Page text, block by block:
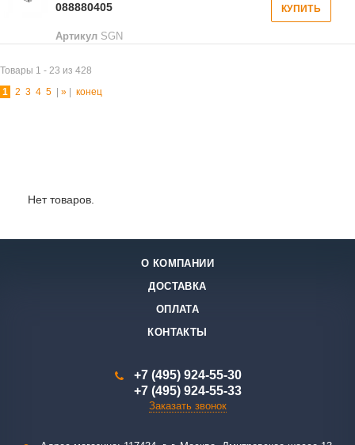
088880405
Артикул SGN
КУПИТЬ
Товары 1 - 23 из 428
1
2 3 4 5 » конец
Нет товаров.
О КОМПАНИИ
ДОСТАВКА
ОПЛАТА
КОНТАКТЫ
+7 (495) 924-55-30
+7 (495) 924-55-33
Заказать звонок